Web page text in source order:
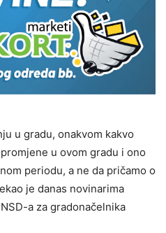
u gradu, onakvom kakvo
u ovom gradu i ono
periodu, a ne da pričamo o
je danas novinarima
a za gradonačelnika